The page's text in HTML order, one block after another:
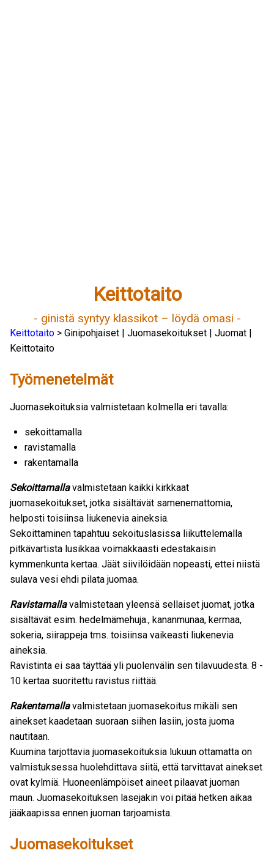
Keittotaito
- ginistä syntyy klassikot – löydä omasi -
Keittotaito > Ginipohjaiset | Juomasekoitukset | Juomat |
Keittotaito
Työmenetelmät
Juomasekoituksia valmistetaan kolmella eri tavalla:
sekoittamalla
ravistamalla
rakentamalla
Sekoittamallavalmistetaan kaikki kirkkaat
juomasekoitukset, jotka sisältävät samenemattomia,
helposti toisiinsa liukenevia aineksia.
Sekoittaminen tapahtuu sekoituslasissa liikuttelemalla
pitkävartista lusikkaa voimakkaasti edestakaisin
kymmenkunta kertaa. Jäät siivilöidään nopeasti, ettei niistä
sulava vesi ehdi pilata juomaa.
Ravistamallavalmistetaan yleensä sellaiset juomat, jotka
sisältävät esim. hedelmämehuja., kananmunaa, kermaa,
sokeria, siirappeja tms. toisiinsa vaikeasti liukenevia
aineksia.
Ravistinta ei saa täyttää yli puolenvälin sen tilavuudesta. 8 -
10 kertaa suoritettu ravistus riittää.
Rakentamallavalmistetaan juomasekoitus mikäli sen
ainekset kaadetaan suoraan siihen lasiin, josta juoma
nautitaan.
Kuumina tarjottavia juomasekoituksia lukuun ottamatta on
valmistuksessa huolehdittava siitä, että tarvittavat ainekset
ovat kylmiä. Huoneenlämpöiset aineet pilaavat juoman
maun. Juomasekoituksen lasejakin voi pitää hetken aikaa
jääkaapissa ennen juoman tarjoamista.
Juomasekoitukset